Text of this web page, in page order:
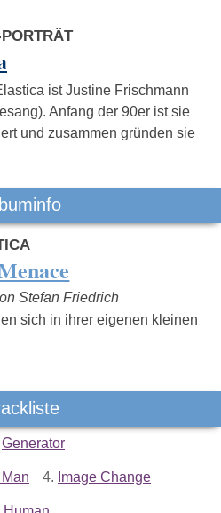
ist Justine Frischmann
Anfang der 90er ist sie
und zusammen gründen sie
Stefan Friedrich
sich in ihrer eigenen kleinen
Generator
4. Image Change